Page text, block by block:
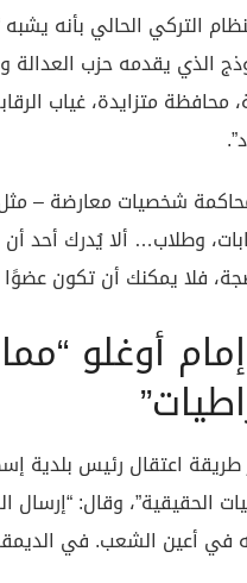
التركي الحالي بأنه يشبه
الذي يقدمه حزب العدالة
محافظة متزايدة، غياب
شخصيات معارضة – مثل
وطلاب… ألا يُدرك أحد
فلا يمكنك أن تكون
أوغلو
طريقة اعتقال رئيس بلدية
الحقيقية”، وقال:
في أعين الشعب. في